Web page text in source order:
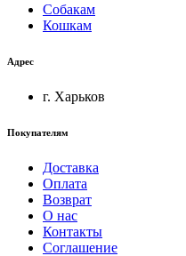
Собакам
Кошкам
Адрес
г. Харьков
Покупателям
Доставка
Оплата
Возврат
О нас
Контакты
Соглашение